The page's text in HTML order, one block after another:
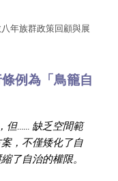
年族群政策回顧與展
例為「鳥籠自
但…… 缺乏空間範
，不僅矮化了自
了自治的權限。